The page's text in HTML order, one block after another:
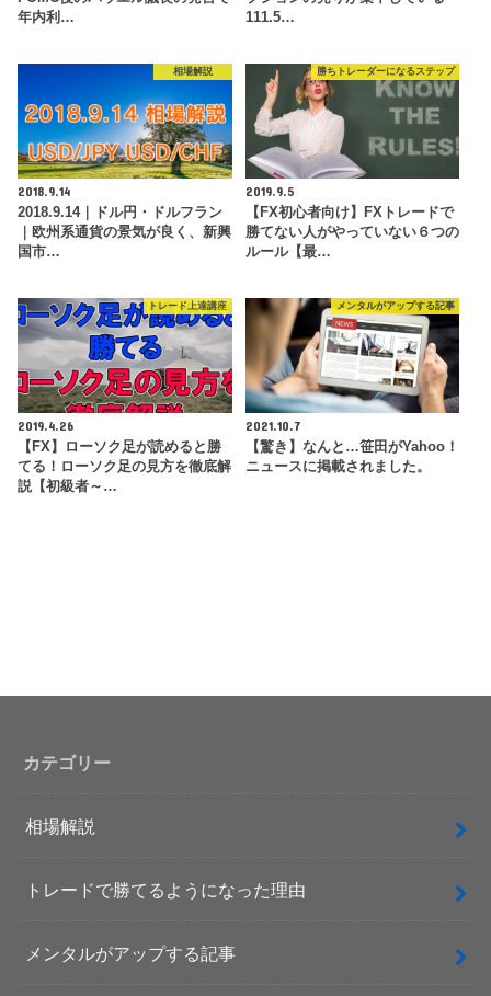
年内利…
111.5…
相場解説
2018.9.14
2018.9.14｜ドル円・ドルフラン
｜欧州系通貨の景気が良く、新興
国市…
勝ちトレーダーになるステップ
2019.9.5
【FX初心者向け】FXトレードで
勝てない人がやっていない６つの
ルール【最…
トレード上達講座
2019.4.26
【FX】ローソク足が読めると勝
てる！ローソク足の見方を徹底解
説【初級者～…
メンタルがアップする記事
2021.10.7
【驚き】なんと…笹田がYahoo！
ニュースに掲載されました。
カテゴリー
相場解説
トレードで勝てるようになった理由
メンタルがアップする記事